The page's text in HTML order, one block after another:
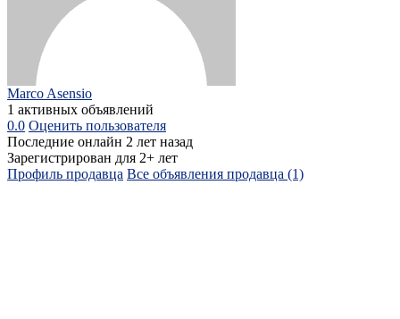
Marco Asensio
1 активных объявлений
0.0 Оценить пользователя
Последние онлайн 2 лет назад
Зарегистрирован для 2+ лет
Профиль продавца Все объявления продавца (1)